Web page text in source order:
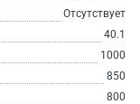
Отсутствует
40.1
1000
850
800